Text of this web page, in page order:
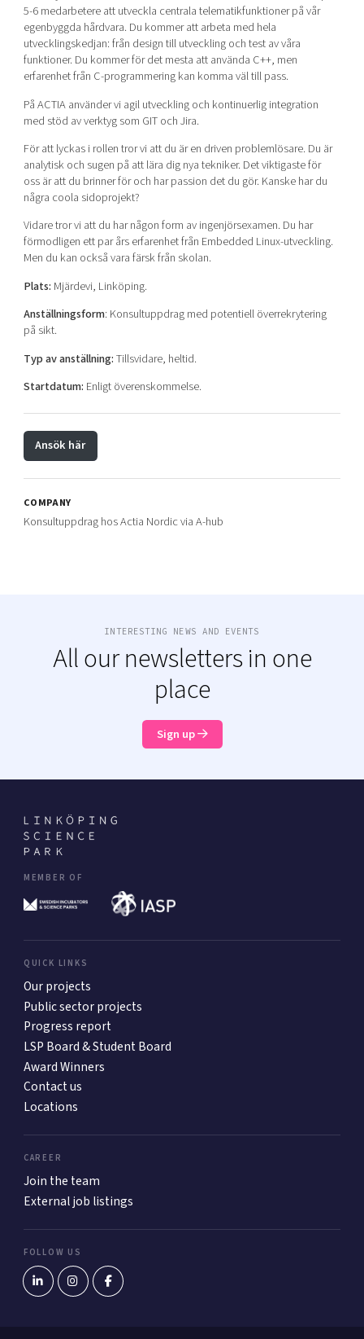
5-6 medarbetere att utveckla centrala telematikfunktioner på vår
egenbyggda hårdvara. Du kommer att arbeta med hela
utvecklingskedjan: från design till utveckling och test av våra
funktioner. Du kommer för det mesta att använda C++, men
erfarenhet från C-programmering kan komma väl till pass.
På ACTIA använder vi agil utveckling och kontinuerlig integration
med stöd av verktyg som GIT och Jira.
För att lyckas i rollen tror vi att du är en driven problemlösare. Du är
analytisk och sugen på att lära dig nya tekniker. Det viktigaste för
oss är att du brinner för och har passion det du gör. Kanske har du
några coola sidoprojekt?
Vidare tror vi att du har någon form av ingenjörsexamen. Du har
förmodligen ett par års erfarenhet från Embedded Linux-utveckling.
Men du kan också vara färsk från skolan.
Plats: Mjärdevi, Linköping.
Anställningsform: Konsultuppdrag med potentiell överrekrytering
på sikt.
Typ av anställning:Tillsvidare, heltid.
Startdatum: Enligt överenskommelse.
Ansök här
COMPANY
Konsultuppdrag hos Actia Nordic via A-hub
INTERESTING NEWS AND EVENTS
All our newsletters in one
place
Sign up
MEMBER OF
QUICK LINKS
Our projects
Public sector projects
Progress report
LSP Board & Student Board
Award Winners
Contact us
Locations
CAREER
Join the team
External job listings
FOLLOW US